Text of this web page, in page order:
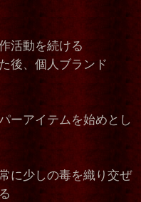
活動を続ける
後、個人ブランド
ーアイテムを始めとし
に少しの毒を織り交ぜ